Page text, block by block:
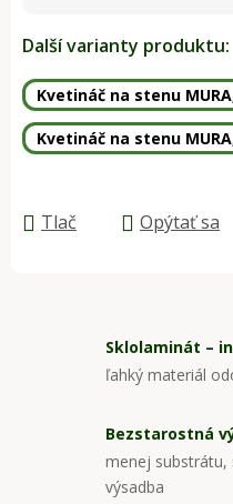
Další varianty produktu:
Kvetináč na stenu
Kvetináč na stenu
Tlač Opýtať sa
Sklolaminát –
ľahký materiál
Bezstarostná
menej substrátu,
výsadba